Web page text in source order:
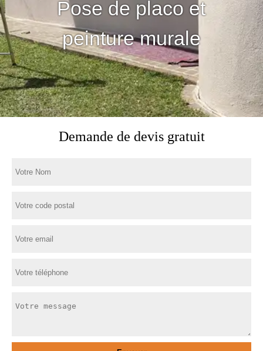
Pose de placo et
peinture murale
Demande de devis gratuit